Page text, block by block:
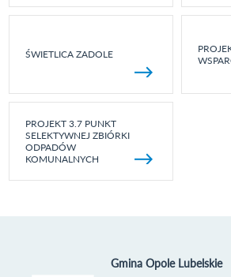
ŚWIETLICA ZADOLE
PROJEKT 3.7 PUNKT
SELEKTYWNEJ ZBIÓRKI
ODPADÓW
KOMUNALNYCH
Gmina Opole Lubelskie